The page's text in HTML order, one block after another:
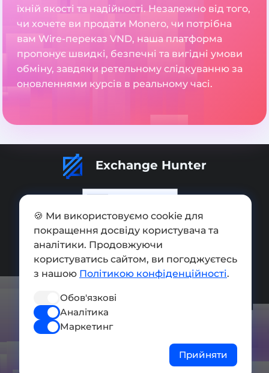
їхній якості та надійності. Незалежно від того,
чи хочете ви продати Monero, чи потрібна
вам Wire-переказ VND, наша платформа
пропонує швидкі, безпечні та вигідні умови
обміну, завдяки ретельному слідкуванню за
оновленнями курсів в реальному часі.
Exchange Hunter
Додати обмінник
Мапа сайту
Press kit
Умови використання
🍪 Ми використовуємо cookie для
покращення досвіду користувача та
аналітики. Продовжуючи
користуватись сайтом, ви погоджуєтесь
з нашою Політикою конфіденційності.
Обов'язкові
Аналітика
Маркетинг
Прийняти